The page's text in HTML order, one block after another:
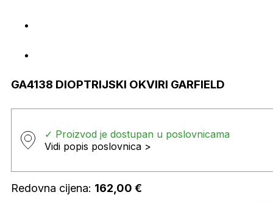
GA4138 DIOPTRIJSKI OKVIRI GARFIELD
✓ Proizvod je dostupan u poslovnicama
Vidi popis poslovnica >
Redovna cijena: 162,00 €